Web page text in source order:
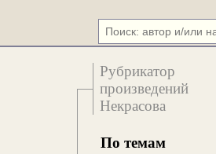
Рубрикатор
произведений
Некрасова
По темам